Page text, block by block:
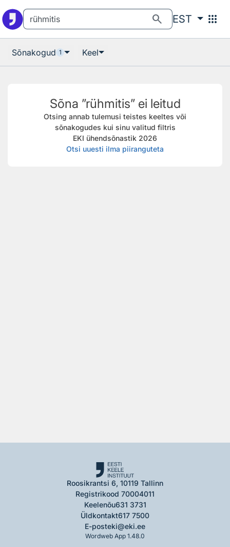
search EST apps
Sõnakogud 1 Keel
Sõna ”rühmitis” ei leitud
Otsing annab tulemusi teistes keeltes või
sõnakogudes kui sinu valitud filtris
EKI ühendsõnastik 2026
Otsi uuesti ilma piiranguteta
Roosikrantsi 6, 10119 Tallinn
Registrikood 70004011
Keelenõu631 3731
Üldkontakt617 7500
E-posteki@eki.ee
Wordweb App 1.48.0